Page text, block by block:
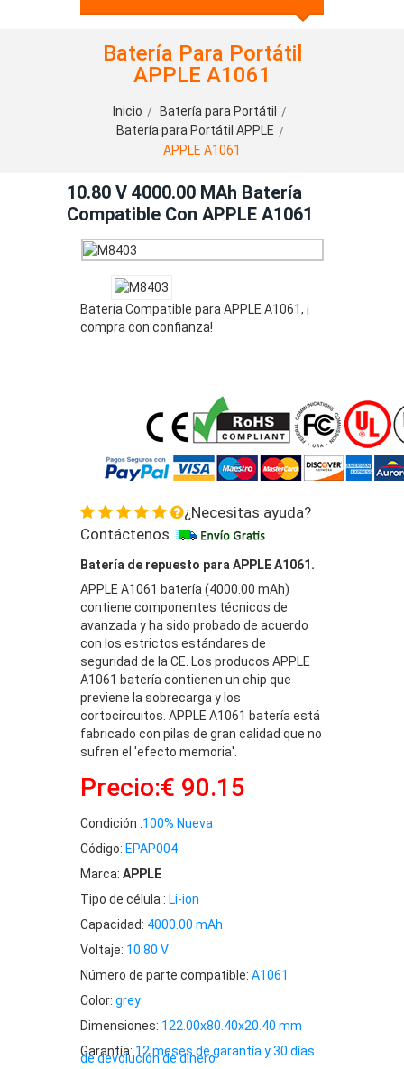
Batería Para Portátil
APPLE A1061
Inicio
Batería para Portátil
Batería para Portátil APPLE
APPLE A1061
10.80 V 4000.00 MAh Batería
Compatible Con APPLE A1061
Batería Compatible para APPLE A1061, ¡
compra con confianza!
¿Necesitas ayuda?
Contáctenos
Batería de repuesto para APPLE A1061.
APPLE A1061 batería (4000.00 mAh)
contiene componentes técnicos de
avanzada y ha sido probado de acuerdo
con los estrictos estándares de
seguridad de la CE. Los producos APPLE
A1061 batería contienen un chip que
previene la sobrecarga y los
cortocircuitos. APPLE A1061 batería está
fabricado con pilas de gran calidad que no
sufren el 'efecto memoria'.
Precio:€ 90.15
Condición :100% Nueva
Código: EPAP004
Marca: APPLE
Tipo de célula : Li-ion
Capacidad: 4000.00 mAh
Voltaje: 10.80 V
Número de parte compatible: A1061
Color: grey
Dimensiones: 122.00x80.40x20.40 mm
Garantía: 12 meses de garantía y 30 días
de devolución de dinero